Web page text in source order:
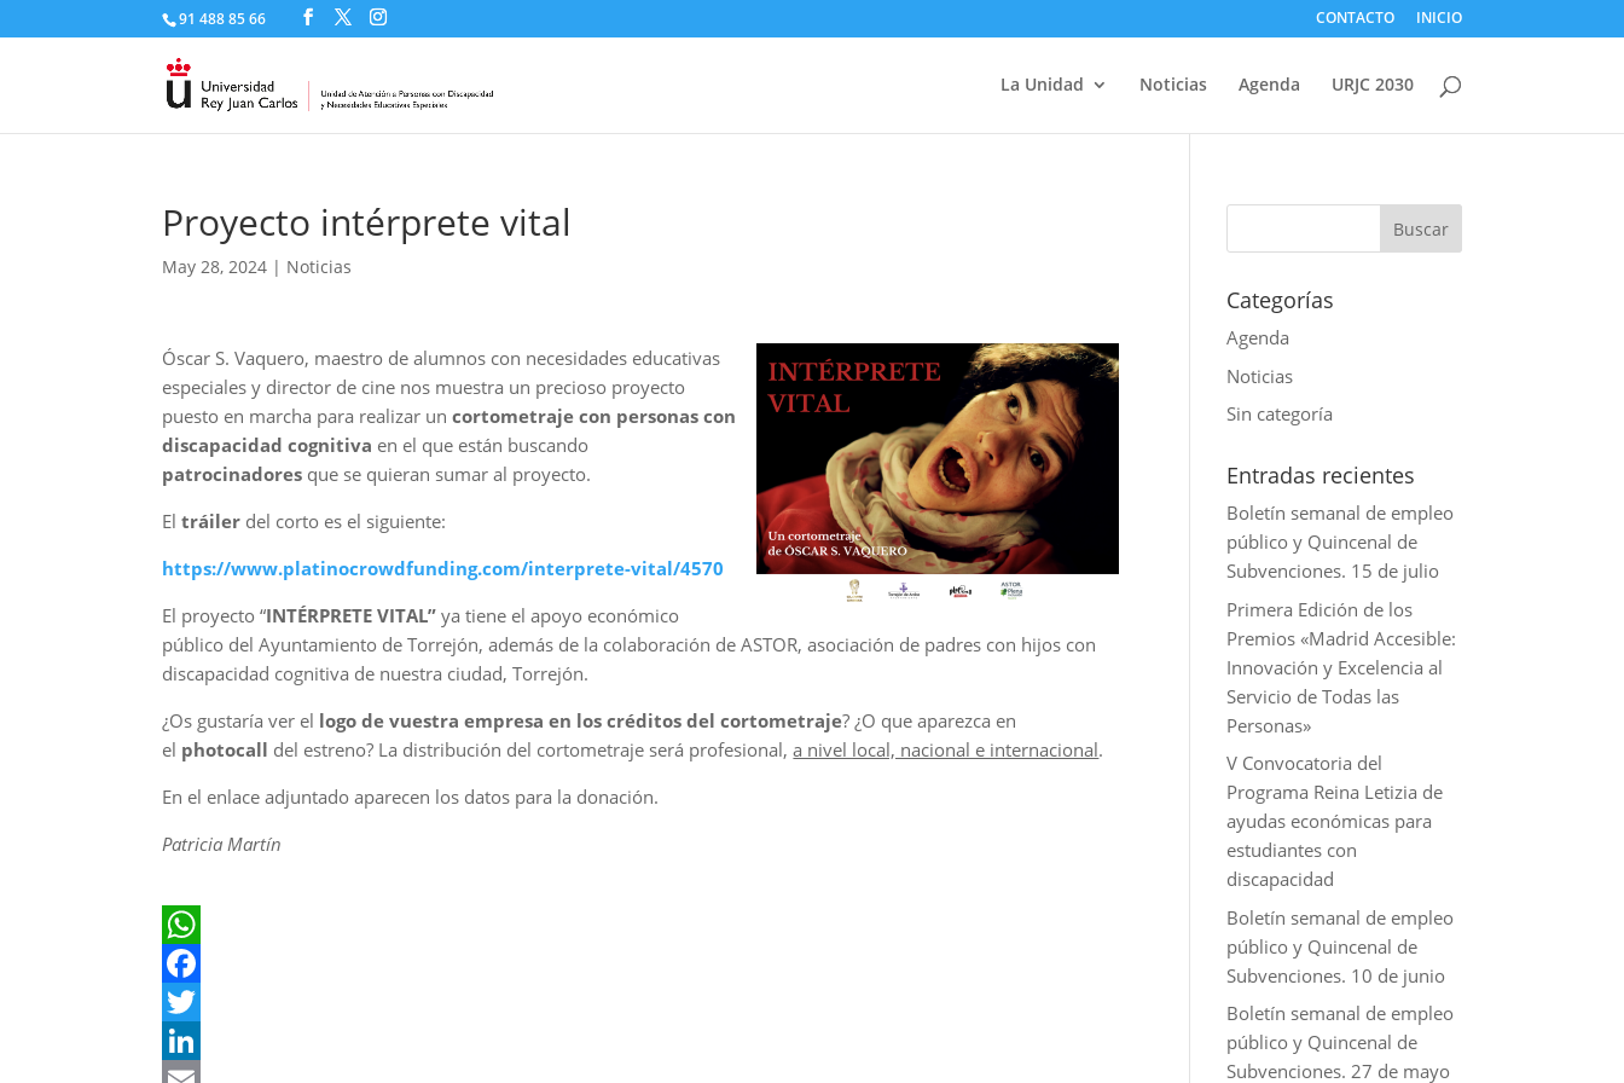
91 488 85 66 CONTACTO INICIO
La Unidad Noticias Agenda URJC 2030
Proyecto intérprete vital
May 28, 2024 | Noticias
Óscar S. Vaquero, maestro de alumnos con necesidades educativas
especiales y director de cine nos muestra un precioso proyecto
puesto en marcha para realizar uncortometraje con personas con
discapacidad cognitiva en el que están buscando
patrocinadores que se quieran sumar al proyecto.
Eltráiler del corto es el siguiente:
https://www.platinocrowdfunding.com/interprete-vital/4570
El proyecto “INTÉRPRETE VITAL” ya tiene el apoyo económico
público del Ayuntamiento de Torrejón, además de la colaboración de ASTOR, asociación de padres con hijos con
discapacidad cognitiva de nuestra ciudad, Torrejón.
¿Os gustaría ver el logo de vuestra empresa en los créditos del cortometraje? ¿O que aparezca en
el photocall del estreno? La distribución del cortometraje será profesional,a nivel local, nacional e internacional.
En el enlace adjuntado aparecen los datos para la donación.
Patricia Martín
W
h
a
F
aT
Categorías
Agenda
Noticias
Sin categoría
Entradas recientes
Boletín semanal de empleo
público y Quincenal de
Subvenciones. 15 de julio
Primera Edición de los
Premios «Madrid Accesible:
Innovación y Excelencia al
Servicio de Todas las
Personas»
V Convocatoria del
Programa Reina Letizia de
ayudas económicas para
estudiantes con
discapacidad
Boletín semanal de empleo
público y Quincenal de
Subvenciones. 10 de junio
Boletín semanal de empleo
público y Quincenal de
Subvenciones. 27 de mayo